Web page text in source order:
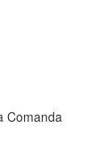
Comanda